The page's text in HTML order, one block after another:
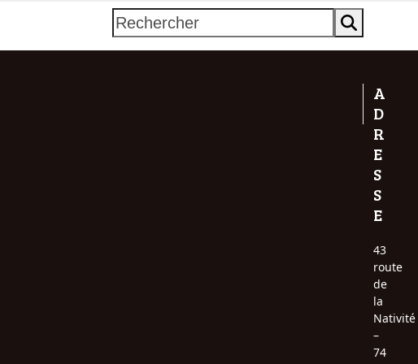
Rechercher
A
D
R
E
S
S
E
43
route
de
la
Nativité
–
74